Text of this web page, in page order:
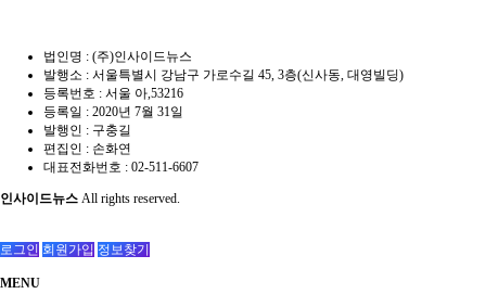
법인명 : (주)인사이드뉴스
발행소 : 서울특별시 강남구 가로수길 45, 3층(신사동, 대영빌딩)
등록번호 : 서울 아,53216
등록일 : 2020년 7월 31일
발행인 : 구충길
편집인 : 손화연
대표전화번호 : 02-511-6607
인사이드뉴스 All rights reserved.
로그인 회원가입 정보찾기
MENU